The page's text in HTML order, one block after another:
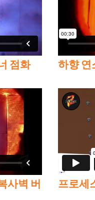
점화 하향 연
사벽 버 프로세